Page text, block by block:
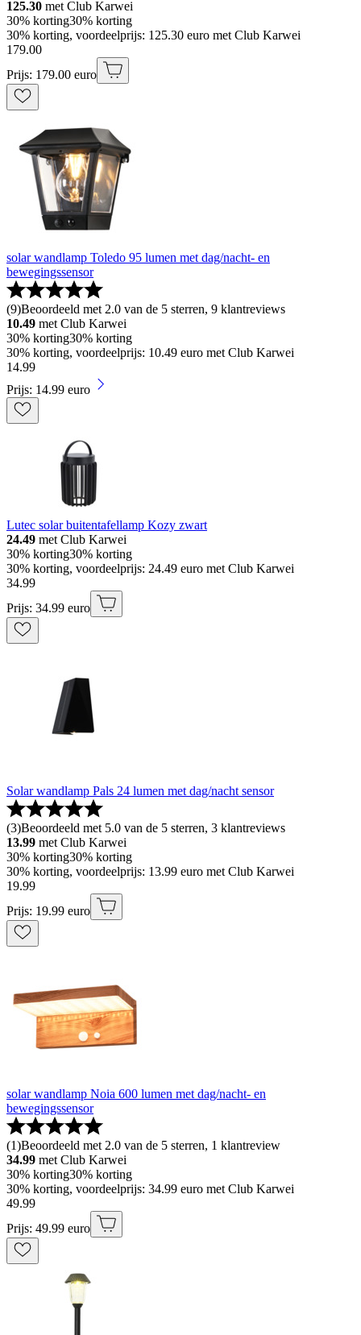
125.30 met Club Karwei
30% korting30% korting
30% korting, voordeelprijs: 125.30 euro met Club Karwei
179.00
Prijs: 179.00 euro
solar wandlamp Toledo 95 lumen met dag/nacht- en
bewegingssensor
(9)Beoordeeld met 2.0 van de 5 sterren, 9 klantreviews
10.49 met Club Karwei
30% korting30% korting
30% korting, voordeelprijs: 10.49 euro met Club Karwei
14.99
Prijs: 14.99 euro
Lutec solar buitentafellamp Kozy zwart
24.49 met Club Karwei
30% korting30% korting
30% korting, voordeelprijs: 24.49 euro met Club Karwei
34.99
Prijs: 34.99 euro
Solar wandlamp Pals 24 lumen met dag/nacht sensor
(3)Beoordeeld met 5.0 van de 5 sterren, 3 klantreviews
13.99 met Club Karwei
30% korting30% korting
30% korting, voordeelprijs: 13.99 euro met Club Karwei
19.99
Prijs: 19.99 euro
solar wandlamp Noia 600 lumen met dag/nacht- en
bewegingssensor
(1)Beoordeeld met 2.0 van de 5 sterren, 1 klantreview
34.99 met Club Karwei
30% korting30% korting
30% korting, voordeelprijs: 34.99 euro met Club Karwei
49.99
Prijs: 49.99 euro